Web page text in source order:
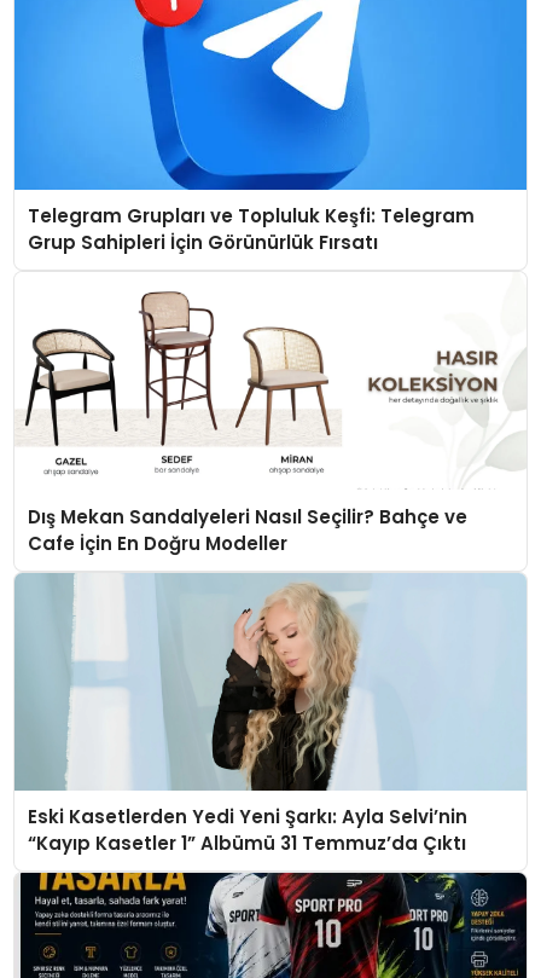
Telegram Grupları ve Topluluk Keşfi: Telegram
Grup Sahipleri İçin Görünürlük Fırsatı
Dış Mekan Sandalyeleri Nasıl Seçilir? Bahçe ve
Cafe İçin En Doğru Modeller
Eski Kasetlerden Yedi Yeni Şarkı: Ayla Selvi’nin
“Kayıp Kasetler 1” Albümü 31 Temmuz’da Çıktı